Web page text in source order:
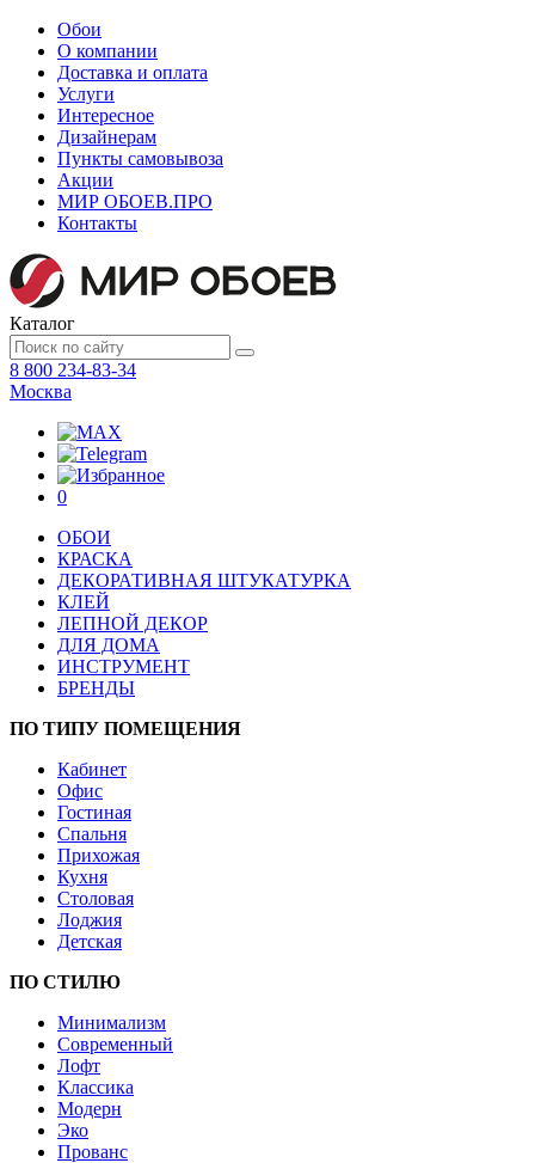
Обои
О компании
Доставка и оплата
Услуги
Интересное
Дизайнерам
Пункты самовывоза
Акции
МИР ОБОЕВ.ПРО
Контакты
Каталог
8 800 234-83-34
Москва
0
ОБОИ
КРАСКА
ДЕКОРАТИВНАЯ ШТУКАТУРКА
КЛЕЙ
ЛЕПНОЙ ДЕКОР
ДЛЯ ДОМА
ИНСТРУМЕНТ
БРЕНДЫ
ПО ТИПУ ПОМЕЩЕНИЯ
Кабинет
Офис
Гостиная
Спальня
Прихожая
Кухня
Столовая
Лоджия
Детская
ПО СТИЛЮ
Минимализм
Современный
Лофт
Классика
Модерн
Эко
Прованс